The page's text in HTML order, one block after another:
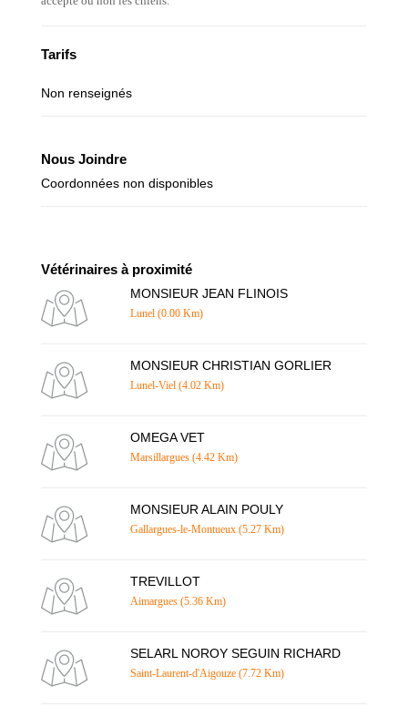
Tarifs
Non renseignés
Nous Joindre
Coordonnées non disponibles
Vétérinaires à proximité
MONSIEUR JEAN FLINOIS
Lunel (0.00 Km)
MONSIEUR CHRISTIAN GORLIER
Lunel-Viel (4.02 Km)
OMEGA VET
Marsillargues (4.42 Km)
MONSIEUR ALAIN POULY
Gallargues-le-Montueux (5.27 Km)
TREVILLOT
Aimargues (5.36 Km)
SELARL NOROY SEGUIN RICHARD
Saint-Laurent-d'Aigouze (7.72 Km)